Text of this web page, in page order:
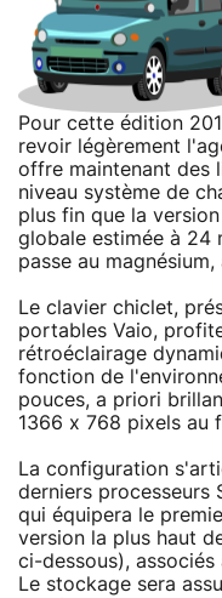
Pour cette édition
revoir légèrement
offre maintenant des
niveau système de
plus fin que la
globale estimée à 24
passe au
Le clavier chiclet,
portables Vaio,
rétroéclairage
fonction de
pouces, a priori
1366 x 768 pixels au
La configuration
derniers processeurs
qui équipera le
version la plus haut
ci-dessous), associés
Le stockage sera